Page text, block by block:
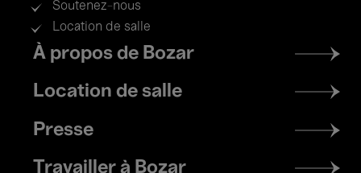
Soutenez-nous
Location de salle
Footer
menu
À propos de Bozar
Location de salle
Presse
Travailler à Bozar